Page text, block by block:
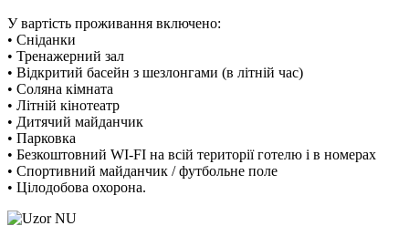
У вартість проживання включено:
• Сніданки
• Тренажерний зал
• Відкритий басейн з шезлонгами (в літній час)
• Соляна кімната
• Літній кінотеатр
• Дитячий майданчик
• Парковка
• Безкоштовний WI-FI на всій території готелю і в номерах
• Спортивний майданчик / футбольне поле
• Цілодобова охорона.